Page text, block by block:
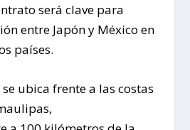
será clave para
entre Japón y México en
países.
ubica frente a las costas